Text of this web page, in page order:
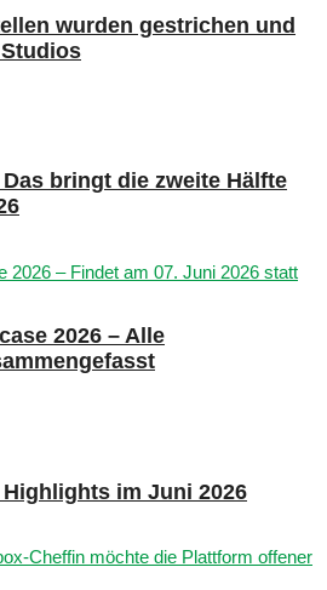
wurden gestrichen und
bringt die zweite Hälfte
2026 – Alle
Highlights im Juni 2026